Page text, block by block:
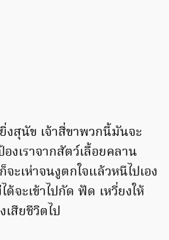
งสุนัข เจ้าสี่ขาพวกนี้มันจะ
งเราจากสัตว์เลื้อยคลาน
ะเห่าจนงูตกใจแล้วหนีไปเอง
จะเข้าไปกัด ฟัด เหวี่ยงให้
สียชีวิตไป